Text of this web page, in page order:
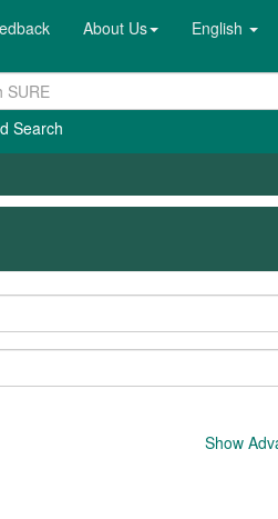
About Us English
Search
Show